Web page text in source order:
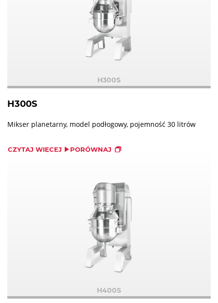
H300S
H300S
Mikser planetarny, model podłogowy, pojemność 30 litrów
CZYTAJ WIĘCEJ PORÓWNAJ
H400S